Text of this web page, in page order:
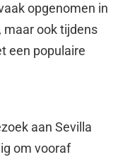
opgenomen in
maar ook tijdens
een populaire
aan Sevilla
om vooraf